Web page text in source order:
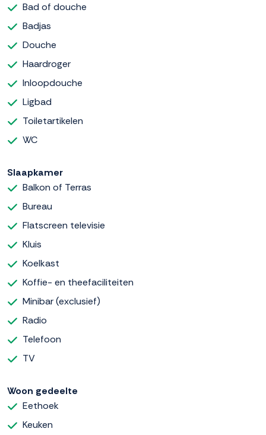
Bad of douche
Badjas
Douche
Haardroger
Inloopdouche
Ligbad
Toiletartikelen
WC
Slaapkamer
Balkon of Terras
Bureau
Flatscreen televisie
Kluis
Koelkast
Koffie- en theefaciliteiten
Minibar (exclusief)
Radio
Telefoon
TV
Woon gedeelte
Eethoek
Keuken